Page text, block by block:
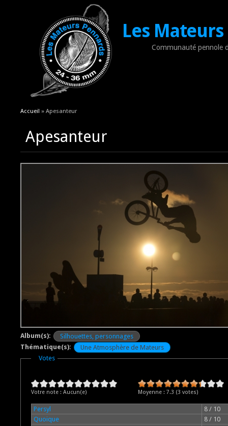
Les
Communauté pennole
Vous êtes ici
Accueil » Apesanteur
Apesanteur
Album(s):
Silhouettes, personnages
Thématique(s):
Une Atmosphère de Mateurs
Masquer
Votes
Votre note : Aucun(e) Moyenne : 7.3 (3 votes)
Persyl
8 / 10
Quoique
8 / 10